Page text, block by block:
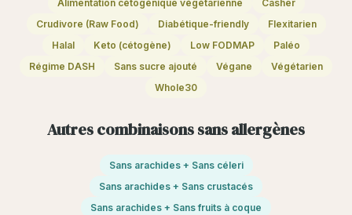
Alimentation cétogénique végétarienne
Casher
Crudivore (Raw Food)
Diabétique-friendly
Flexitarien
Halal
Keto (cétogène) Low FODMAP
Paléo
Régime DASH
Sans sucre ajouté Végane
Végétarien
Whole30
Autres combinaisons sans allergènes
Sans arachides + Sans céleri
Sans arachides + Sans crustacés
Sans arachides + Sans fruits à coque